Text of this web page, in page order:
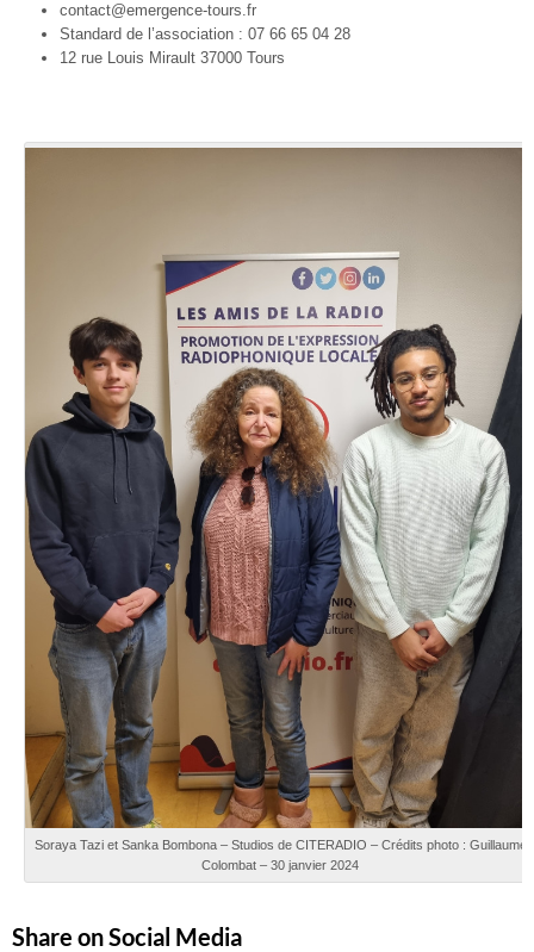
contact@emergence-tours.fr
Standard de l’association : 07 66 65 04 28
12 rue Louis Mirault 37000 Tours
Soraya Tazi et Sanka Bombona – Studios de CITERADIO – Crédits photo : Guillaume
Colombat – 30 janvier 2024
Share on Social Media